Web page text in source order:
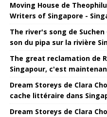
Moving House de
Writers of Singapore -
The river's song de
son du pipa sur la rivière
The great reclamation de
Singapour, c'est
Dream Storeys de Clara
cache littéraire dans
Dream Storeys de Clara